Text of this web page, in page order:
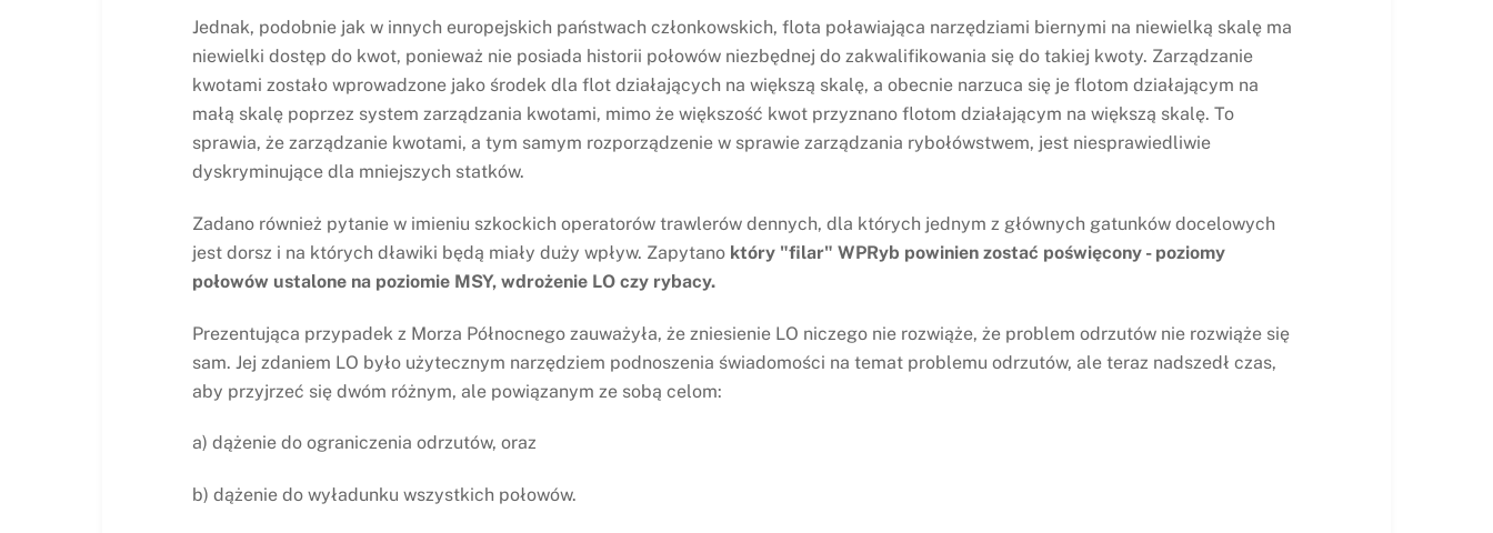
Jednak, podobnie jak w innych europejskich państwach członkowskich, flota poławiająca narzędziami biernymi na niewielką skalę ma
niewielki dostęp do kwot, ponieważ nie posiada historii połowów niezbędnej do zakwalifikowania się do takiej kwoty. Zarządzanie
kwotami zostało wprowadzone jako środek dla flot działających na większą skalę, a obecnie narzuca się je flotom działającym na
małą skalę poprzez system zarządzania kwotami, mimo że większość kwot przyznano flotom działającym na większą skalę. To
sprawia, że zarządzanie kwotami, a tym samym rozporządzenie w sprawie zarządzania rybołówstwem, jest niesprawiedliwie
dyskryminujące dla mniejszych statków.
Zadano również pytanie w imieniu szkockich operatorów trawlerów dennych, dla których jednym z głównych gatunków docelowych
jest dorsz i na których dławiki będą miały duży wpływ. Zapytano który "filar" WPRyb powinien zostać poświęcony - poziomy
połowów ustalone na poziomie MSY, wdrożenie LO czy rybacy.
Prezentująca przypadek z Morza Północnego zauważyła, że zniesienie LO niczego nie rozwiąże, że problem odrzutów nie rozwiąże się
sam. Jej zdaniem LO było użytecznym narzędziem podnoszenia świadomości na temat problemu odrzutów, ale teraz nadszedł czas,
aby przyjrzeć się dwóm różnym, ale powiązanym ze sobą celom:
a) dążenie do ograniczenia odrzutów, oraz
b) dążenie do wyładunku wszystkich połowów.